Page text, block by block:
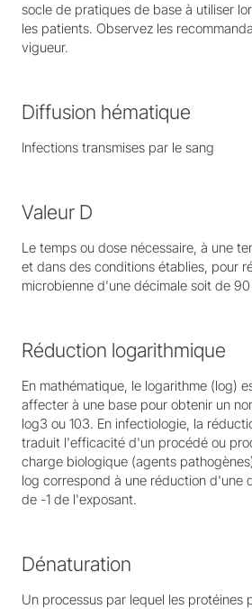
socle de pratiques de base à utiliser
les patients. Observez les
vigueur.
Diffusion hématique
Infections transmises par le sang
Valeur D
Le temps ou dose nécessaire, à une
et dans des conditions établies, pour
microbienne d'une décimale soit de 90
Réduction logarithmique
En mathématique, le logarithme (log)
affecter à une base pour obtenir un
log3 ou 103. En infectiologie, la
traduit l'efficacité d'un procédé ou
charge biologique (agents
log correspond à une réduction d'une
de -1 de l'exposant.
Dénaturation
Un processus par lequel les protéines